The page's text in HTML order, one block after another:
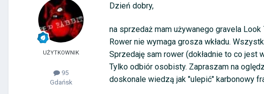
UŻYTKOWNIK
95
Gdańsk
Dzień dobry,
na sprzedaż mam używanego gravela
Rower nie wymaga grosza wkładu.
Sprzedaję sam rower (dokładnie to co jest
Tylko odbiór osobisty. Zapraszam na
doskonale wiedzą jak "ulepić" karbonowy